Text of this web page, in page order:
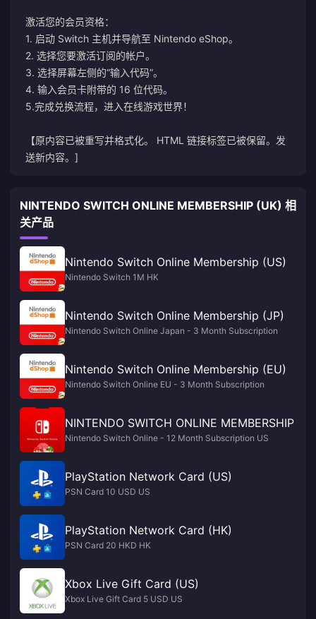
激活您的会员资格：
1. 启动 Switch 主机并导航至 Nintendo eShop。
2. 选择您要激活订阅的帐户。
3. 选择屏幕左侧的“输入代码”。
4. 输入会员卡附带的 16 位代码。
5.完成兑换流程，进入在线游戏世界！
【原内容已被重写并格式化。 HTML 链接标签已被保留。发
送新内容。]
NINTENDO SWITCH ONLINE MEMBERSHIP (UK) 相
关产品
Nintendo Switch Online Membership (US)
Nintendo Switch 1M HK
Nintendo Switch Online Membership (JP)
Nintendo Switch Online Japan - 3 Month Subscription
Nintendo Switch Online Membership (EU)
Nintendo Switch Online EU - 3 Month Subscription
NINTENDO SWITCH ONLINE MEMBERSHIP
Nintendo Switch Online - 12 Month Subscription US
PlayStation Network Card (US)
PSN Card 10 USD US
PlayStation Network Card (HK)
PSN Card 20 HKD HK
Xbox Live Gift Card (US)
Xbox Live Gift Card 5 USD US